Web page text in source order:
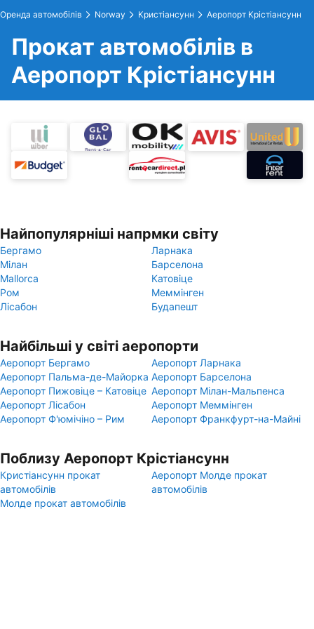
Оренда автомобілів Norway Кристіансунн Аеропорт Крістіансунн
Прокат автомобілів в
Аеропорт Крістіансунн
Найпопулярніші напрмки світу
Бергамо
Ларнака
Мілан
Барселона
Mallorca
Катовіце
Ром
Меммінген
Лісабон
Будапешт
Найбільші у світі аеропорти
Аеропорт Бергамо
Аеропорт Ларнака
Аеропорт Пальма-де-Майорка Аеропорт Барселона
Аеропорт Пижовіце – Катовіце Аеропорт Мілан-Мальпенса
Аеропорт Лісабон
Аеропорт Меммінген
Аеропорт Ф'юмічіно – Рим
Аеропорт Франкфурт-на-Майні
Поблизу Аеропорт Крістіансунн
Кристіансунн прокат
автомобілів
Аеропорт Молде прокат
автомобілів
Молде прокат автомобілів